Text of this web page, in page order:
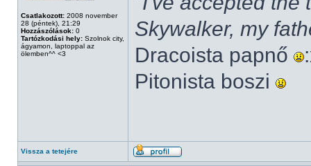
Csatlakozott: 2008 november
28 (péntek), 21:29
Hozzászólások: 0
Tartózkodási hely: Szolnok city,
ágyamon, laptoppal az
ölemben^^ <3
Skywalker, my
Dracoista papnő
Pitonista boszi
Vissza a tetejére